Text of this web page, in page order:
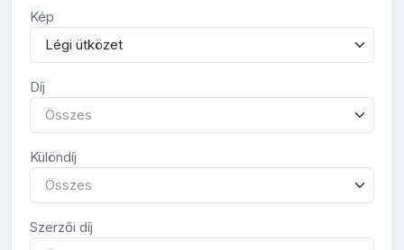
Kép
Légi ütközet
Díj
Összes
Különdíj
Összes
Szerzői díj